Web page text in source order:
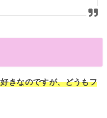
きなのですが、どうもフ